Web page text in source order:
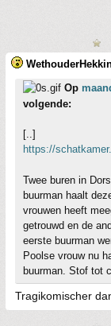
Op
volgende:
[..]
https://
Twee buren in
buurman haalt
vrouwen heeft
getrouwd en de
eerste buurman
Poolse vrouw nu
buurman. Stof tot
Tragikomischer